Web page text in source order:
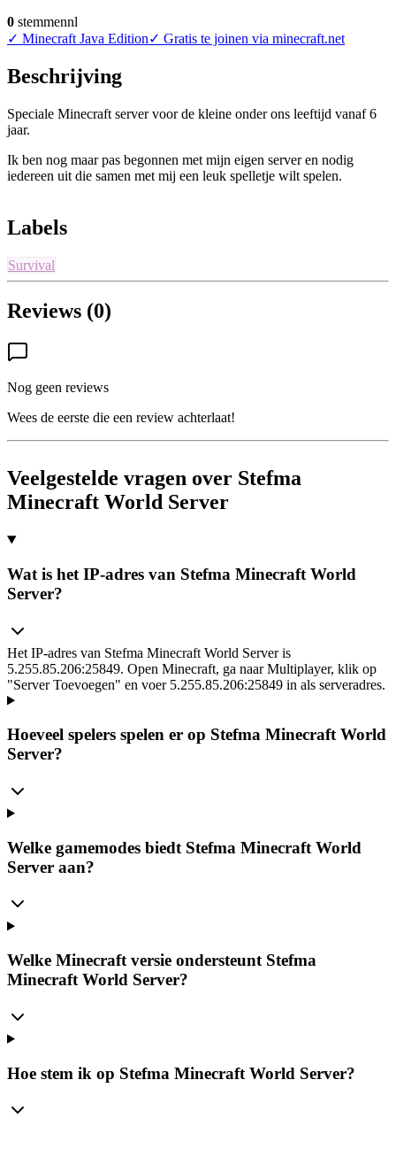
0 stemmennl
✓ Minecraft Java Edition✓ Gratis te joinen via minecraft.net
Beschrijving
Speciale Minecraft server voor de kleine onder ons leeftijd vanaf 6
jaar.
Ik ben nog maar pas begonnen met mijn eigen server en nodig
iedereen uit die samen met mij een leuk spelletje wilt spelen.
Labels
Survival
Reviews (0)
Nog geen reviews
Wees de eerste die een review achterlaat!
Veelgestelde vragen over Stefma
Minecraft World Server
Wat is het IP-adres van Stefma Minecraft World
Server?
Het IP-adres van Stefma Minecraft World Server is
5.255.85.206:25849. Open Minecraft, ga naar Multiplayer, klik op
"Server Toevoegen" en voer 5.255.85.206:25849 in als serveradres.
Hoeveel spelers spelen er op Stefma Minecraft World
Server?
Welke gamemodes biedt Stefma Minecraft World
Server aan?
Welke Minecraft versie ondersteunt Stefma
Minecraft World Server?
Hoe stem ik op Stefma Minecraft World Server?